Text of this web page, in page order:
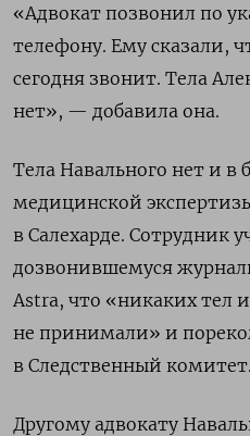
«Адвокат позвонил по
телефону. Ему сказали,
сегодня звонит. Тела
нет», — добавила она.
Тела Навального нет и в
медицинской
в Салехарде. Сотрудник
дозвонившемуся
Astra, что «никаких тел
не принимали» и
в Следственный комитет.
Другому адвокату